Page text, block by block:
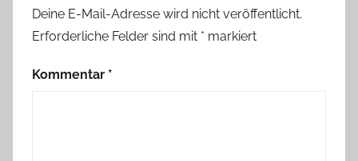
Deine E-Mail-Adresse wird nicht veröffentlicht.
Erforderliche Felder sind mit * markiert
Kommentar *